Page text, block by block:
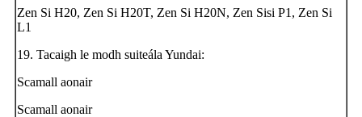
Zen Si H20, Zen Si H20T, Zen Si H20N, Zen Sisi P1, Zen Si
L1
19. Tacaigh le modh suiteála Yundai:
Scamall aonair
Scamall aonair